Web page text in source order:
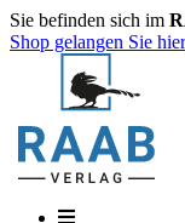
Sie befinden sich im
Shop gelangen Sie hier